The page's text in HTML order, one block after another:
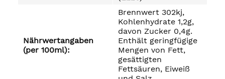
Nährwertangaben
(per 100ml):
Brennwert 302kj,
Kohlenhydrate 1,2g,
davon Zucker 0,4g.
Enthält geringfügige
Mengen von Fett,
gesättigten
Fettsäuren, Eiweiß